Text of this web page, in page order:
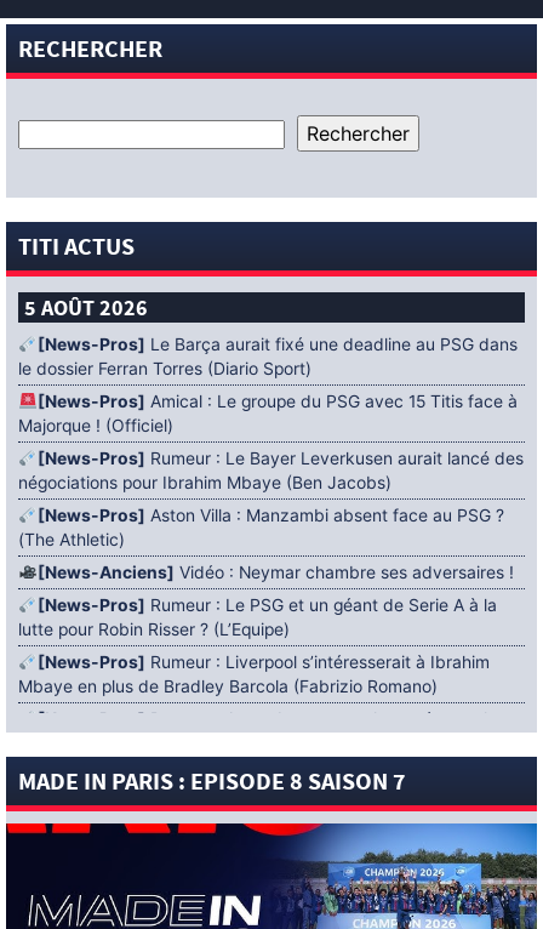
RECHERCHER
TITI ACTUS
5 AOÛT 2026
[News-Pros] Le Barça aurait fixé une deadline au PSG dans
le dossier Ferran Torres (Diario Sport)
[News-Pros] Amical : Le groupe du PSG avec 15 Titis face à
Majorque ! (Officiel)
[News-Pros] Rumeur : Le Bayer Leverkusen aurait lancé des
négociations pour Ibrahim Mbaye (Ben Jacobs)
[News-Pros] Aston Villa : Manzambi absent face au PSG ?
(The Athletic)
[News-Anciens] Vidéo : Neymar chambre ses adversaires !
[News-Pros] Rumeur : Le PSG et un géant de Serie A à la
lutte pour Robin Risser ? (L’Equipe)
[News-Pros] Rumeur : Liverpool s’intéresserait à Ibrahim
Mbaye en plus de Bradley Barcola (Fabrizio Romano)
[News-Pros]
Rumeur : Accord contractuel trouvé entre le
[News-Pros]Rumeur : Le PSG aurait lancé un ultimatum
4 AOÛT 2026
Mercato : Khalil Ayari prêté à Dunkerque
(Officiel)
MADE IN PARIS : EPISODE 8 SAISON 7